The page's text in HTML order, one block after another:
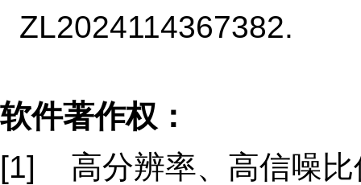
ZL2024114367382.
软件著作权：
[1] 高分辨率、高信噪比